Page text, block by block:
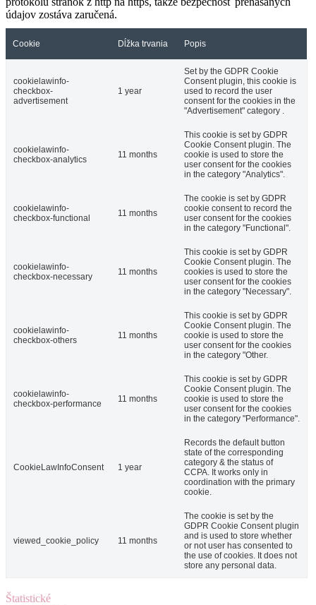
údajov zostáva zaručená.
Cookie Dĺžka trvania Popis
cookielawinfo-
checkbox-
advertisement
1 year
Set by the GDPR Cookie
Consent plugin, this cookie is
used to record the user
consent for the cookies in the
"Advertisement" category .
cookielawinfo-
checkbox-analytics
11 months
This cookie is set by GDPR
Cookie Consent plugin. The
cookie is used to store the
user consent for the cookies
in the category "Analytics".
cookielawinfo-
checkbox-functional
11 months
The cookie is set by GDPR
cookie consent to record the
user consent for the cookies
in the category "Functional".
cookielawinfo-
checkbox-necessary
11 months
This cookie is set by GDPR
Cookie Consent plugin. The
cookies is used to store the
user consent for the cookies
in the category "Necessary".
cookielawinfo-
checkbox-others
11 months
This cookie is set by GDPR
Cookie Consent plugin. The
cookie is used to store the
user consent for the cookies
in the category "Other.
cookielawinfo-
checkbox-performance
11 months
This cookie is set by GDPR
Cookie Consent plugin. The
cookie is used to store the
user consent for the cookies
in the category "Performance".
CookieLawInfoConsent 1 year
Records the default button
state of the corresponding
category & the status of
CCPA. It works only in
coordination with the primary
cookie.
viewed_cookie_policy 11 months
The cookie is set by the
GDPR Cookie Consent plugin
and is used to store whether
or not user has consented to
the use of cookies. It does not
store any personal data.
Štatistické